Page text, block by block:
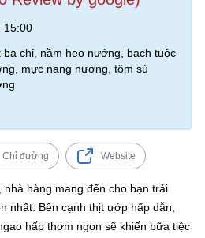
15:00
ba chỉ, nầm heo nướng, bạch tuộc
mực nang nướng, tôm sú
Chỉ đường Website
hàng mang đến cho bạn trải
nhất. Bên cạnh thịt ướp hấp dẫn,
hấp thơm ngon sẽ khiến bữa tiệc